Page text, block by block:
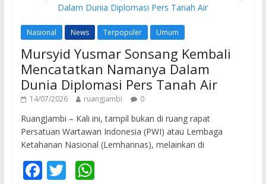
Nasional News Terpopuler Umum
Mursyid Yusmar Sonsang Kembali
Mencatatkan Namanya Dalam
Dunia Diplomasi Pers Tanah Air
14/07/2026 ruangjambi 0
RuangJambi – Kali ini, tampil bukan di ruang rapat
Persatuan Wartawan Indonesia (PWI) atau Lembaga
Ketahanan Nasional (Lemhannas), melainkan di
F T W